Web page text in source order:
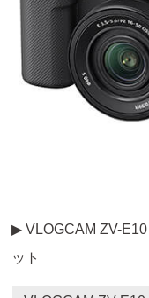
▶ VLOGCAM ZV-
ット